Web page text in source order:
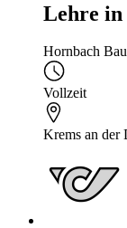
Lehre in
Hornbach
Vollzeit
Krems an der